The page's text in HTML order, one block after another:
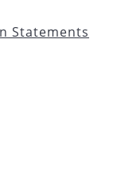
Statements